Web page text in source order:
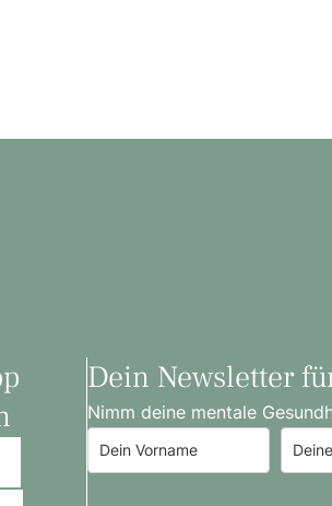
Dein Newsletter
Nimm deine mentale